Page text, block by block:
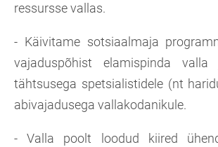
ressursse vallas.
- Käivitame sotsiaalmaja
vajaduspõhist elamispinda valla
tähtsusega spetsialistidele (nt
abivajadusega vallakodanikule.
- Valla poolt loodud kiired